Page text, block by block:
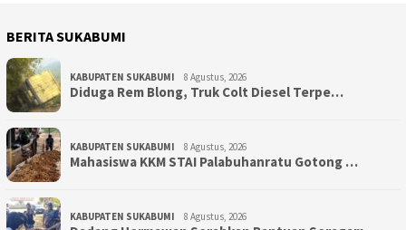
BERITA SUKABUMI
KABUPATEN SUKABUMI 8 Agustus, 2026
Diduga Rem Blong, Truk Colt Diesel Terpe…
KABUPATEN SUKABUMI 8 Agustus, 2026
Mahasiswa KKM STAI Palabuhanratu Gotong …
KABUPATEN SUKABUMI 8 Agustus, 2026